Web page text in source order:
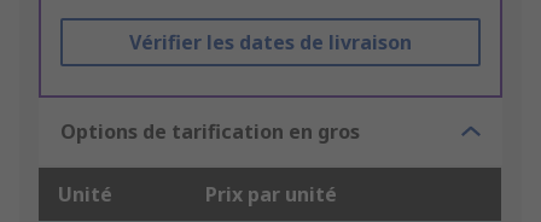
Vérifier les dates de livraison
Options de tarification en gros
Unité Prix par unité